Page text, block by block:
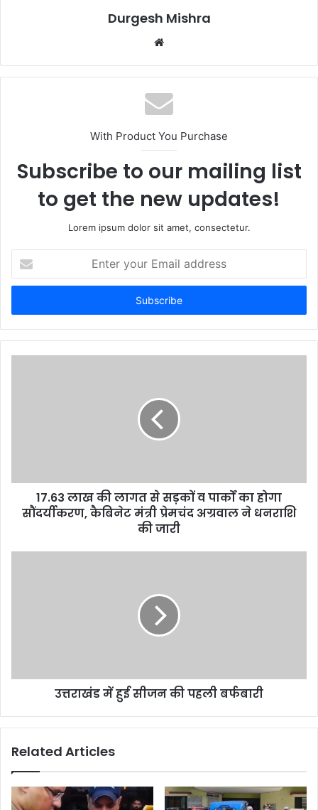
Durgesh Mishra
Website
With Product You Purchase
Subscribe to our mailing list
to get the new updates!
Lorem ipsum dolor sit amet, consectetur.
your
Email
17.63 लाख की लागत से सड़कों व पार्कों का होगा
सौंदर्यीकरण, कैबिनेट मंत्री प्रेमचंद अग्रवाल ने धनरा​शि
की जारी
उत्तराखंड में हुई सीजन की पहली बर्फबारी
Related Articles